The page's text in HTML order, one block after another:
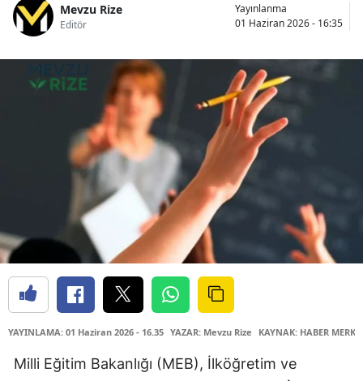
Mevzu Rize
Editör
Yayınlanma
01 Haziran 2026 - 16:35
YAYINLAMA: 01 Haziran 2026 - 16.35 YAZAR: Mevzu Rize KAYNAK: HABER
Milli Eğitim Bakanlığı (MEB), İlköğretim ve